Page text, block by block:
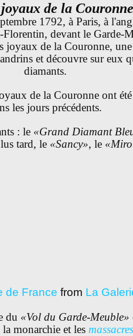
joyaux de la Couronne
1792, à Paris, à
devant le Garde-
joyaux de la Couronne,
et découvre sur eux
diamants.
de la Couronne ont
les jours précédents.
: le «Grand Diamant
tard, le «Sancy», le
de France from La
du «Vol du Garde-Meuble»
monarchie et les